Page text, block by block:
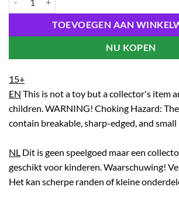
TOEVOEGEN AAN
NU KOPEN
15+
EN This is not a toy but a collector's item
children. WARNING! Choking Hazard:
contain breakable, sharp-edged, and small
NL Dit is geen speelgoed maar een
geschikt voor kinderen. Waarschuwing!
Het kan scherpe randen of kleine